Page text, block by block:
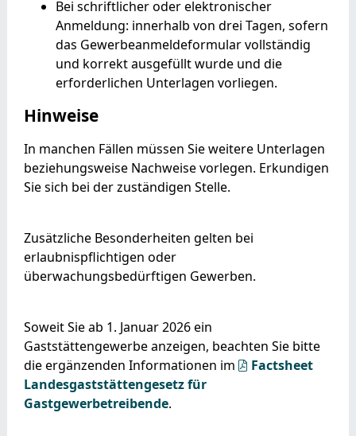
Bei schriftlicher oder elektronischer
Anmeldung: innerhalb von drei Tagen, sofern
das Gewerbeanmeldeformular vollständig
und korrekt ausgefüllt wurde und die
erforderlichen Unterlagen vorliegen.
Hinweise
In manchen Fällen müssen Sie weitere Unterlagen
beziehungsweise Nachweise vorlegen. Erkundigen
Sie sich bei der zuständigen Stelle.
Zusätzliche Besonderheiten gelten bei
erlaubnispflichtigen oder
überwachungsbedürftigen Gewerben.
Soweit Sie ab 1. Januar 2026 ein
Gaststättengewerbe anzeigen, beachten Sie bitte
die ergänzenden Informationen im
Factsheet
Landesgaststättengesetz für
Gastgewerbetreibende.